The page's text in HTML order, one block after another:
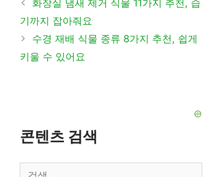
리
화장실 냄새 제거 식물 11가지 추천, 습
기까지 잡아줘요
수경 재배 식물 종류 8가지 추천, 쉽게
키울 수 있어요
콘텐츠 검색